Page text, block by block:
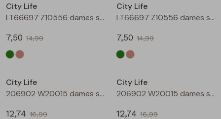
Jackjes
Blazers
Bermuda's
Rokken
Tops
Vesten
City Life
LT66697 Z10556 dames singlet Army
7,50 14,99
City Life
LT66697 Z10556 dames singlet Kit
7,50 14,99
City Life
206902 W20015 dames singlet Aubergine
12,74 16,99
City Life
206902 W20015 dames singlet Petrol
12,74 16,99